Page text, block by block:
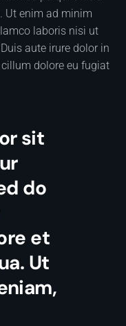
Ut enim ad minim
laboris nisi ut
aute irure dolor in
dolore eu fugiat
sit
do
et
Ut